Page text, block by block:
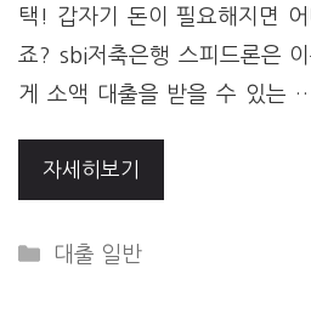
택! 갑자기 돈이 필요해지면 어
죠? sbi저축은행 스피드론은
게 소액 대출을 받을 수 있는
자세히보기
Categories
대출 일반